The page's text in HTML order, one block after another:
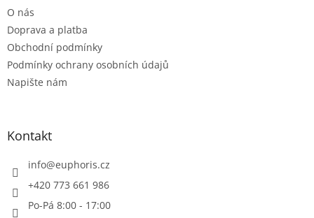
k
y
O nás
Doprava a platba
Obchodní podmínky
Podmínky ochrany osobních údajů
Napište nám
Kontakt
info@euphoris.cz
+420 773 661 986
Po-Pá 8:00 - 17:00